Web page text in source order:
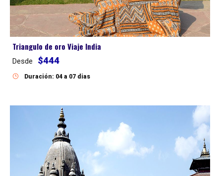
Triangulo de oro Viaje India
Desde $444
Duración: 04 a 07 dias